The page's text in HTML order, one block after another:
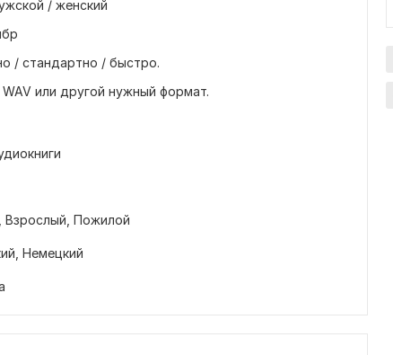
/ женский
/ стандартно / быстро.
или другой нужный формат.
Взрослый, Пожилой
Немецкий